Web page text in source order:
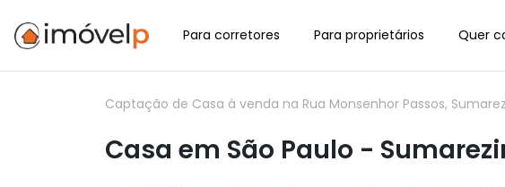
Para corretores Para proprietários Quer
Captação de Casa à venda na Rua Monsenhor Passos,
Casa em São Paulo -